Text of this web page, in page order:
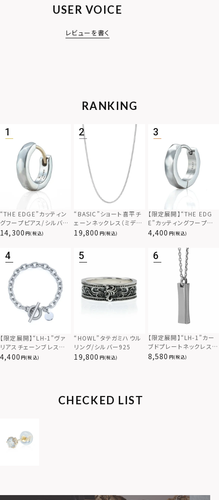
USER VOICE
レビューを書く
RANKING
“THE EDGE”カッティン
グフープピアス/シルバー
925
14,300 (税込)
“BASIC”ショート喜平チ
ェーンネックレス（ミディ
アム）/シルバー925
19,800 (税込)
【限定展開】“THE EDG
E”カッティングフープピ
アス/サージカルステンレ
4,400 (税込)
【限定展開】“LH-1”ヴァ
リアスチェーンブレスレッ
ト/アズキ/サージカルス
4,400 (税込)
“HOWL”タテガミハウル
リング/シルバー925
19,800 (税込)
【限定展開】“LH-1”カー
ブドプレートネックレス/
サージカルステンレス（金
8,580 (税込)
CHECKED LIST